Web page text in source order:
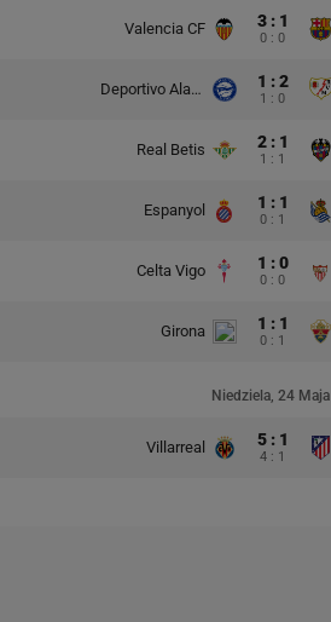
Valencia CF 3 : 1
0 : 0
Deportivo Alaves 1 : 2
1 : 0
Real Betis 2 : 1
1 : 1
Espanyol 1 : 1
0 : 1
Celta Vigo 1 : 0
0 : 0
Girona 1 : 1
0 : 1
Niedziela, 24 Maja
Villarreal 5 : 1
4 : 1